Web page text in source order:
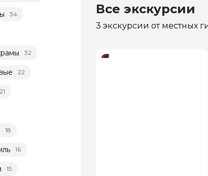
34
32
22
21
18
16
15
Все экскурсии
3 экскурсии от местных